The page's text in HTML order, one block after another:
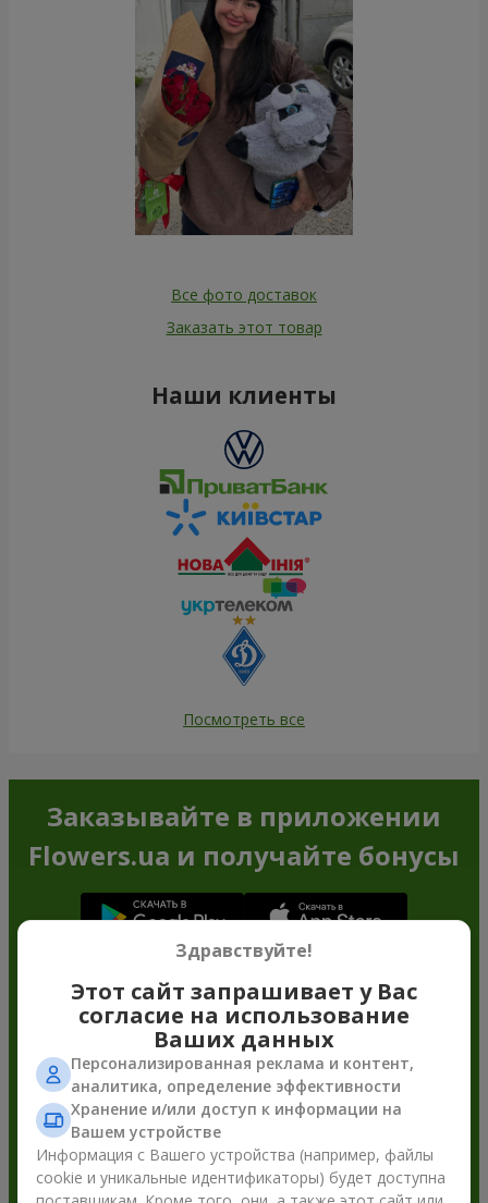
Все фото доставок
Заказать этот товар
Наши клиенты
Посмотреть все
Заказывайте в приложении
Flowers.ua и получайте бонусы
Здравствуйте!
Этот сайт запрашивает у Вас
согласие на использование
Ваших данных
Персонализированная реклама и контент,
аналитика, определение эффективности
Хранение и/или доступ к информации на
Вашем устройстве
Информация с Вашего устройства (например, файлы
cookie и уникальные идентификаторы) будет доступна